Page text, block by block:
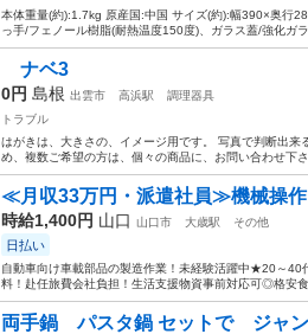
本体重量(約):1.7kg 原産国:中国 サイズ(約):幅390×奥行
っ手/フェノール樹脂(耐熱温度150度)、ガラス蓋/強化ガラ
ナベ3
0円 島根 出雲市 高浜駅
調理器具
トラブル
はがきは、大きさの、イメージ用です。 写真で判断出
め、複数ご希望の方は、個々の商品に、お問い合わせ
≪月収33万円・派遣社員≫機械操作
時給1,400円 山口 山口市 大歳駅 その他
日払い
自動車向け車載部品の製造作業！未経験活躍中★20～40
料！赴任旅費会社負担！生活支援物資事前対応可◎格安
両手鍋 パスタ鍋 セットで ジャ